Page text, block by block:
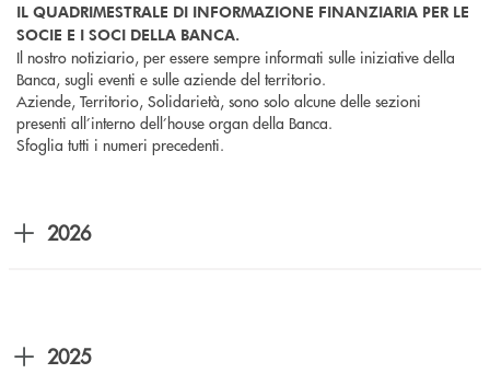
IL QUADRIMESTRALE DI INFORMAZIONE FINANZIARIA PER LE
SOCIE E I SOCI DELLA BANCA.
Il nostro notiziario, per essere sempre informati sulle iniziative della
Banca, sugli eventi e sulle aziende del territorio.
Aziende, Territorio, Solidarietà, sono solo alcune delle sezioni
presenti all’interno dell’house organ della Banca.
Sfoglia tutti i numeri precedenti.
2026
2025